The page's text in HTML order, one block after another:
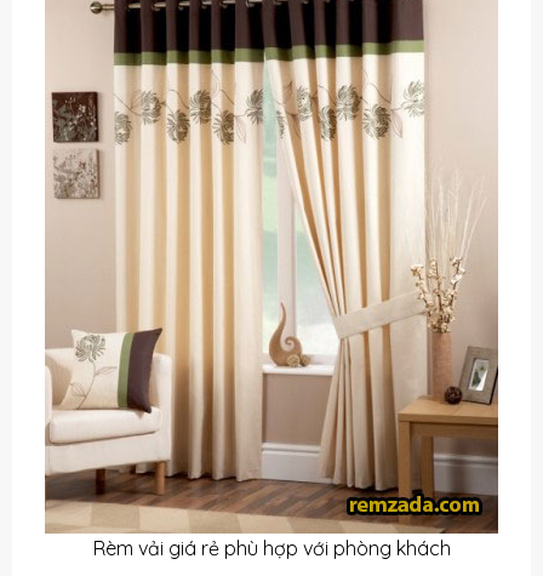
Rèm vải giá rẻ phù hợp với phòng khách